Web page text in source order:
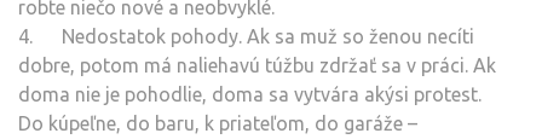
robte niečo nové a neobvyklé.
4. Nedostatok pohody. Ak sa muž so ženou necíti
dobre, potom má naliehavú túžbu zdržať sa v práci. Ak
doma nie je pohodlie, doma sa vytvára akýsi protest.
Do kúpeľne, do baru, k priateľom, do garáže –